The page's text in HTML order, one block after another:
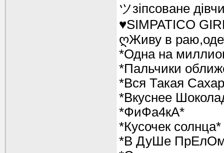
ツзіпсоване
♥SIMPATICO
ღЖиву в
*Одна на
*Пальчики
*Вся Такая
*Вкуснее
*ФиФа4кА*
*Кусочек солнца*
*В ДуШе